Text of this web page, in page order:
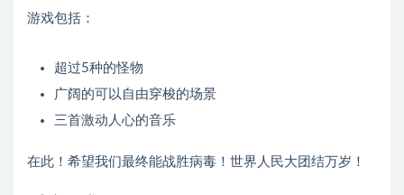
游戏包括：
超过5种的怪物
广阔的可以自由穿梭的场景
三首激动人心的音乐
在此！希望我们最终能战胜病毒！世界人民大团结万岁！